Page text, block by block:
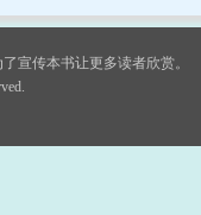
宣传本书让更多读者欣赏。